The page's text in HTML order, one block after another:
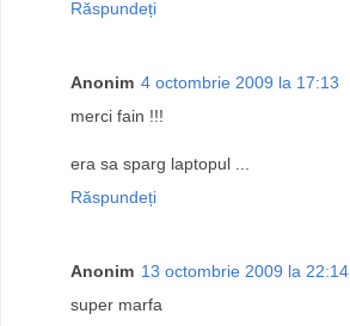
Răspundeți
Anonim 4 octombrie 2009 la 17:13
merci fain !!!
era sa sparg laptopul ...
Răspundeți
Anonim 13 octombrie 2009 la 22:14
super marfa